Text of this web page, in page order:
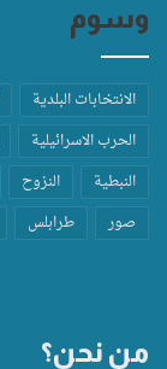
وسوم
الانتخابات البلدية
الحرب الاسرائيلية
النبطية
النزوح
صور
طرابلس
من نحن؟